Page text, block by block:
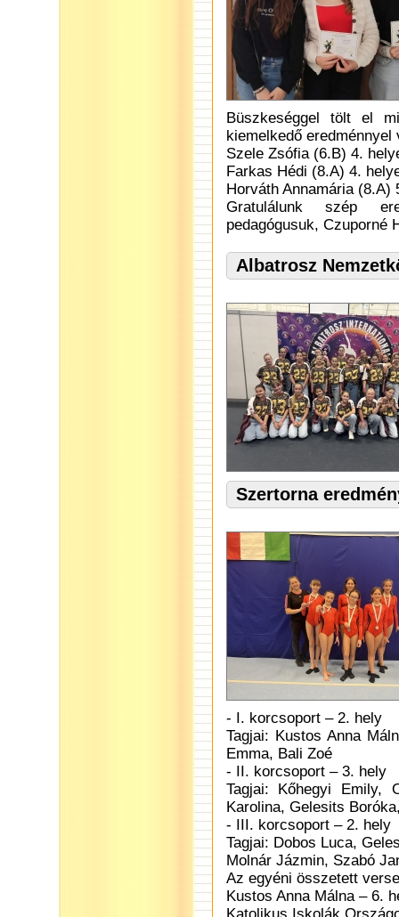
Büszkeséggel tölt el
kiemelkedő eredménnyel
Szele Zsófia (6.B) 4.
Farkas Hédi (8.A) 4.
Horváth Annamária (8.A)
Gratulálunk szép
pedagógusuk, Czuporné
Albatrosz
Szertorna
- I. korcsoport – 2. hely
Tagjai: Kustos Anna
Emma, Bali Zoé
- II. korcsoport – 3. hely
Tagjai: Kőhegyi Emily,
Karolina, Gelesits
- III. korcsoport – 2. hely
Tagjai: Dobos Luca,
Molnár Jázmin, Szabó
Az egyéni összetett
Kustos Anna Málna – 6.